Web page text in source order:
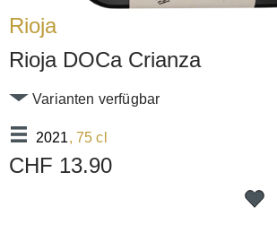
Rioja
Rioja DOCa Crianza
2021, 75 cl
Varianten verfügbar
CHF 13.90